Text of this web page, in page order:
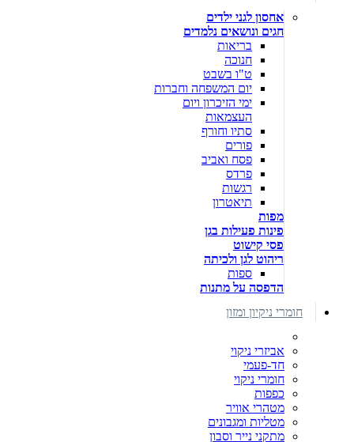
אחסון לגני ילדים
חגים ונושאים נלמדים
בריאות
חנוכה
ט"ו בשבט
יום המשפחה וחברות
ימי הזיכרון ויום
העצמאות
סתיו וחורף
פורים
פסח ואביב
פרדס
רגשות
תיאטרון
מפות
פינות פעילות בגן
פסי קישוט
ריהוט לגן ולכיתה
ספות
הדפסה על מתנות
חומרי ניקיון ומזון
אביזרי ניקוי
חד-פעמי
חומרי ניקוי
כפפות
מטהרי אוויר
מטליות ומגבונים
מתקני נייר וסבון